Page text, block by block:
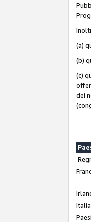
(a)
(b)
(c)
dei
Italia